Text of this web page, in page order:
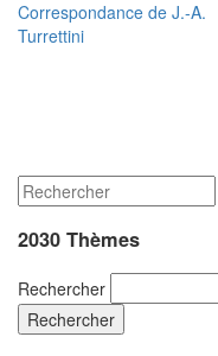
Correspondance de J.-A.
Turrettini
2030 Thèmes
Rechercher
Rechercher